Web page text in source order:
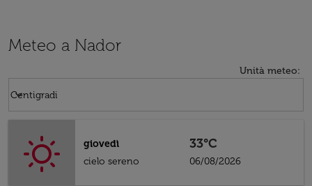
Meteo a Nador
Unità meteo:
Centigradi
keyboard_arrow_down
giovedì
cielo sereno
33°C
06/08/2026